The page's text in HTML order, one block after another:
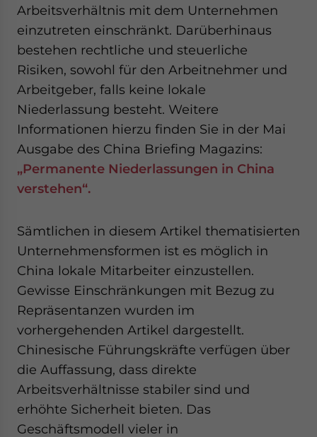
Arbeitsverhältnis mit dem Unternehmen
einzutreten einschränkt. Darüberhinaus
bestehen rechtliche und steuerliche
Risiken, sowohl für den Arbeitnehmer und
Arbeitgeber, falls keine lokale
Niederlassung besteht. Weitere
Informationen hierzu finden Sie in der Mai
Ausgabe des China Briefing Magazins:
„Permanente Niederlassungen in China
verstehen“.
Sämtlichen in diesem Artikel thematisierten
Unternehmensformen ist es möglich in
China lokale Mitarbeiter einzustellen.
Gewisse Einschränkungen mit Bezug zu
Repräsentanzen wurden im
vorhergehenden Artikel dargestellt.
Chinesische Führungskräfte verfügen über
die Auffassung, dass direkte
Arbeitsverhältnisse stabiler sind und
erhöhte Sicherheit bieten. Das
Geschäftsmodell vieler in